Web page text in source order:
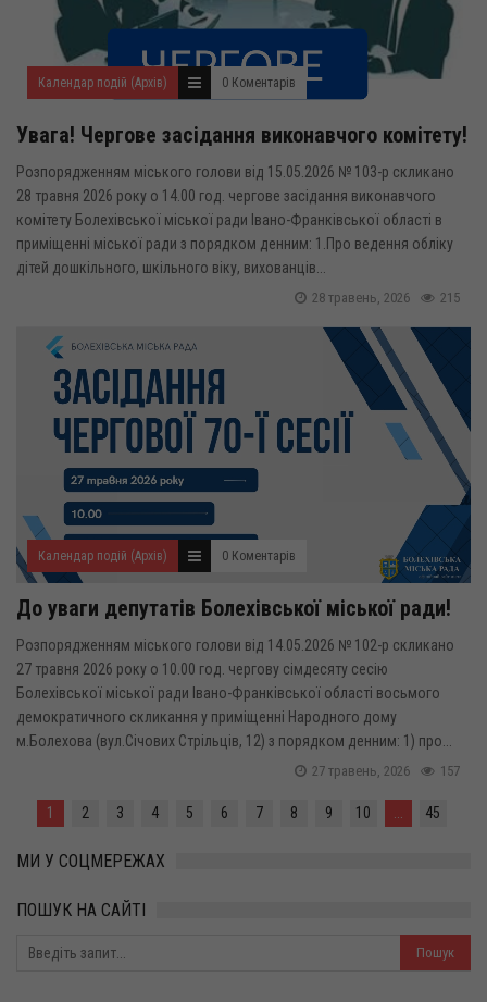
Календар подій (Архів) 0 Коментарів
Увага! Чергове засідання виконавчого комітету!
Розпорядженням міського голови від 15.05.2026 № 103-р скликано
28 травня 2026 року о 14.00 год. чергове засідання виконавчого
комітету Болехівської міської ради Івано-Франківської області в
приміщенні міської ради з порядком денним: 1.Про ведення обліку
дітей дошкільного, шкільного віку, вихованців...
215
28 травень, 2026
Календар подій (Архів) 0 Коментарів
До уваги депутатів Болехівської міської ради!
Розпорядженням міського голови від 14.05.2026 № 102-р скликано
27 травня 2026 року о 10.00 год. чергову сімдесяту сесію
Болехівської міської ради Івано-Франківської області восьмого
демократичного скликання у приміщенні Народного дому
м.Болехова (вул.Січових Стрільців, 12) з порядком денним: 1) про...
157
27 травень, 2026
1 2 3 4 5 6 7 8 9 10 45
МИ У СОЦМЕРЕЖАХ
ПОШУК НА САЙТІ